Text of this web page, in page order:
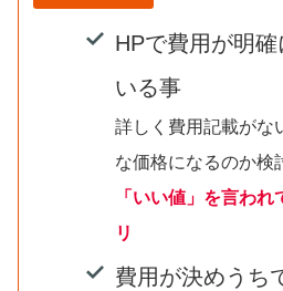
HPで費用が明
いる事
詳しく費用記載がな
な価格になるのか検
「いい値」を言わ
リ
費用が決めうち